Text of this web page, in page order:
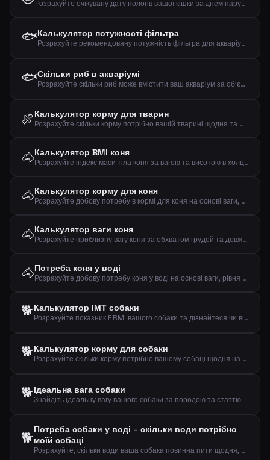
Розрахуйте очікувану дату пологів вашої кішки за днем парування
🐟Калькулятор потужності фільтра
Розрахуйте рекомендовану потужність фільтра для акваріума за об'ємом, кількістю риб та рослин
🐟Скільки риб в акваріумі
Розрахуйте скільки риб може вмістити ваш акваріум за об'ємом та розміром риб
🍖Калькулятор корму для тварин
Розрахуйте скільки корму потрібно вашій тварині щодня та щотижня на основі типу тварини, ваги та рівня активності
🐴Калькулятор BMI коня
Розрахуйте індекс маси тіла коня за вагою та висотою в холці та оцініть чи кінь має недостатню, нормальну чи надмірну вагу
🐴Калькулятор корму для коня
Розрахуйте добову потребу в кормі для коня на основі ваги, рівня активності та типу
🐴Калькулятор ваги коня
Розрахуйте приблизну вагу коня за обхватом грудей та довжиною тіла за формулою Керролла і Хантінгтона
🐴Потреба коня у воді
Розрахуйте добову потребу коня у воді на основі ваги, рівня активності та температури
🐕Калькулятор ІМТ собаки
Розрахуйте показник FBMI вашого собаки та дізнайтеся чи він має зайву або недостатню вагу
🐕Калькулятор корму для собаки
Розрахуйте скільки корму потрібно вашому собаці щодня на основі ваги, рівня активності та віку
🐕Ідеальна вага собаки
Знайдіть ідеальну вагу вашого собаки за породою та статтю
🐕Потреба собаки у воді – скільки води потрібно
моїй собаці
Розрахуйте, скільки води ваша собака повинна пити щодня, на основі ваги, активності та погоди